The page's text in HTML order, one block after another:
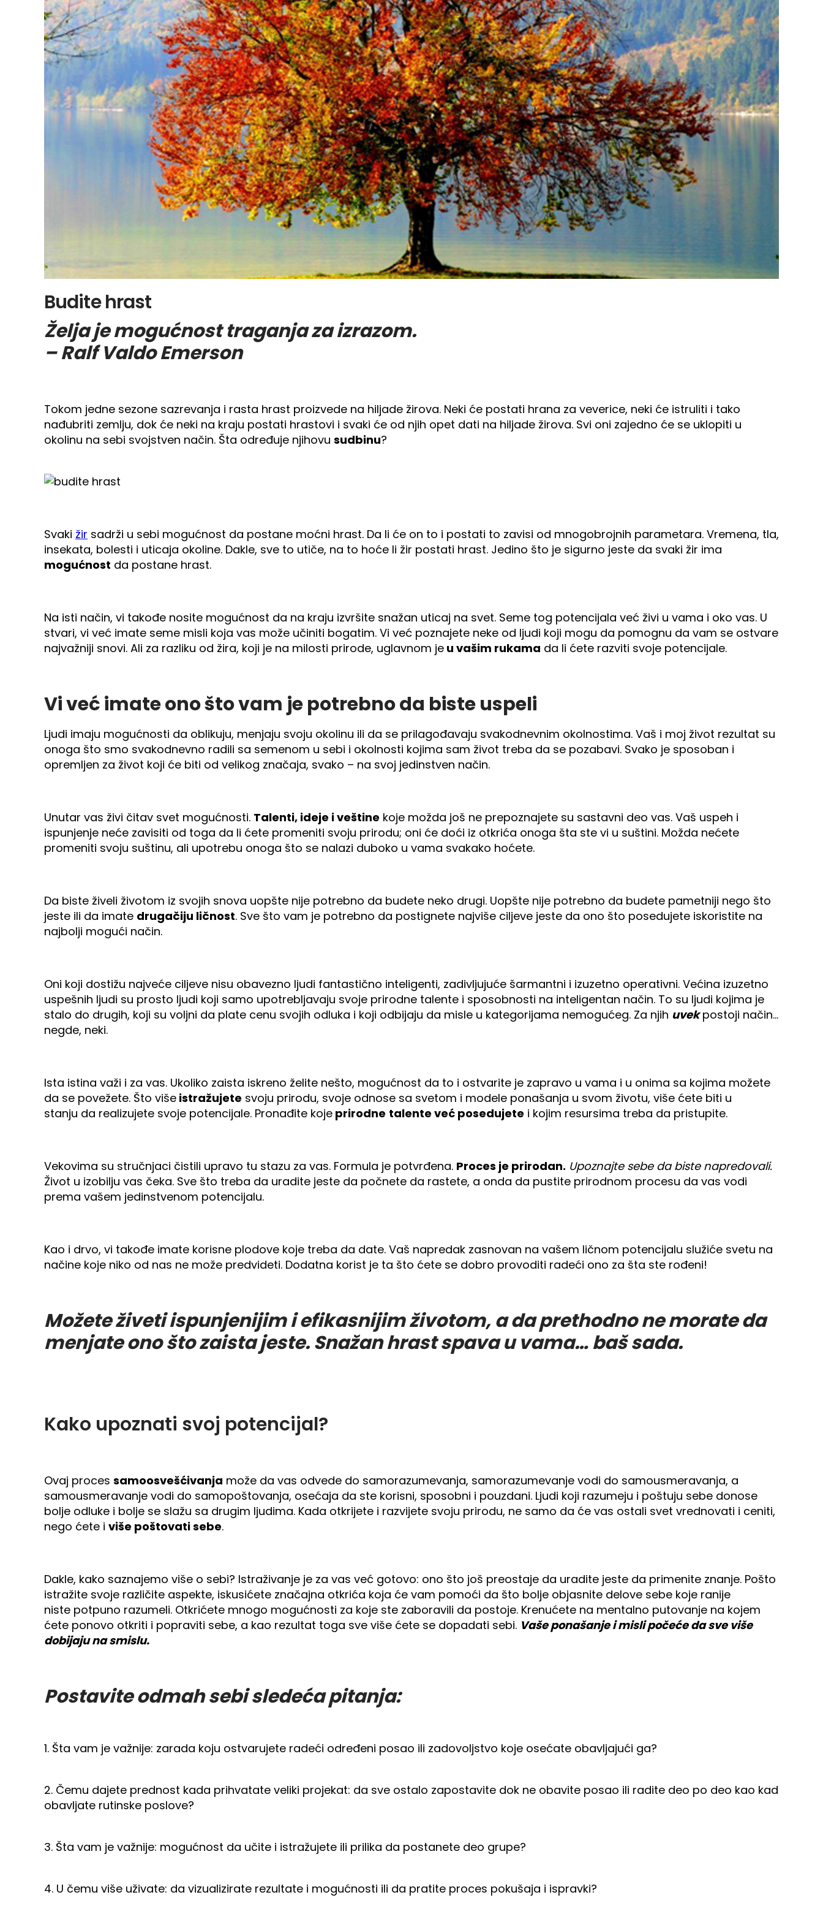
Budite hrast
Želja je mogućnost traganja za izrazom.
– Ralf Valdo Emerson
Tokom jedne sezone sazrevanja i rasta hrast proizvede na hiljade žirova. Neki će postati hrana za veverice, neki će istruliti i tako
nađubriti zemlju, dok će neki na kraju postati hrastovi i svaki će od njih opet dati na hiljade žirova. Svi oni zajedno će se uklopiti u
okolinu na sebi svojstven način. Šta određuje njihovu sudbinu?
Svaki žir sadrži u sebi mogućnost da postane moćni hrast. Da li će on to i postati to zavisi od mnogobrojnih parametara. Vremena, tla,
insekata, bolesti i uticaja okoline. Dakle, sve to utiče, na to hoće li žir postati hrast. Jedino što je sigurno jeste da svaki žir ima
mogućnost da postane hrast.
Na isti način, vi takođe nosite mogućnost da na kraju izvršite snažan uticaj na svet. Seme tog potencijala već živi u vama i oko vas. U
stvari, vi već imate seme misli koja vas može učiniti bogatim. Vi već poznajete neke od ljudi koji mogu da pomognu da vam se ostvare
najvažniji snovi. Ali za razliku od žira, koji je na milosti prirode, uglavnom je u vašim rukama da li ćete razviti svoje potencijale.
Vi već imate ono što vam je potrebno da biste uspeli
Ljudi imaju mogućnosti da oblikuju, menjaju svoju okolinu ili da se prilagođavaju svakodnevnim okolnostima. Vaš i moj život rezultat su
onoga što smo svakodnevno radili sa semenom u sebi i okolnosti kojima sam život treba da se pozabavi. Svako je sposoban i
opremljen za život koji će biti od velikog značaja, svako – na svoj jedinstven način.
Unutar vas živi čitav svet mogućnosti. Talenti, ideje i veštine koje možda još ne prepoznajete su sastavni deo vas. Vaš uspeh i
ispunjenje neće zavisiti od toga da li ćete promeniti svoju prirodu; oni će doći iz otkrića onoga šta ste vi u suštini. Možda nećete
promeniti svoju suštinu, ali upotrebu onoga što se nalazi duboko u vama svakako hoćete.
Da biste živeli životom iz svojih snova uopšte nije potrebno da budete neko drugi. Uopšte nije potrebno da budete pametniji nego što
jeste ili da imate drugačiju ličnost. Sve što vam je potrebno da postignete najviše ciljeve jeste da ono što posedujete iskoristite na
najbolji mogući način.
Oni koji dostižu najveće ciljeve nisu obavezno ljudi fantastično inteligenti, zadivljujuće šarmantni i izuzetno operativni. Većina izuzetno
uspešnih ljudi su prosto ljudi koji samo upotrebljavaju svoje prirodne talente i sposobnosti na inteligentan način. To su ljudi kojima je
stalo do drugih, koji su voljni da plate cenu svojih odluka i koji odbijaju da misle u kategorijama nemogućeg. Za njih uvek postoji način…
negde, neki.
Ista istina važi i za vas. Ukoliko zaista iskreno želite nešto, mogućnost da to i ostvarite je zapravo u vama i u onima sa kojima možete
da se povežete. Što više istražujete svoju prirodu, svoje odnose sa svetom i modele ponašanja u svom životu, više ćete biti u
stanju da realizujete svoje potencijale. Pronađite koje prirodne talente već posedujete i kojim resursima treba da pristupite.
Vekovima su stručnjaci čistili upravo tu stazu za vas. Formula je potvrđena. Proces je prirodan. Upoznajte sebe da biste napredovali.
Život u izobilju vas čeka. Sve što treba da uradite jeste da počnete da rastete, a onda da pustite prirodnom procesu da vas vodi
prema vašem jedinstvenom potencijalu.
Kao i drvo, vi takođe imate korisne plodove koje treba da date. Vaš napredak zasnovan na vašem ličnom potencijalu služiće svetu na
načine koje niko od nas ne može predvideti. Dodatna korist je ta što ćete se dobro provoditi radeći ono za šta ste rođeni!
Možete živeti ispunjenijim i efikasnijim životom, a da prethodno ne morate da
menjate ono što zaista jeste. Snažan hrast spava u vama… baš sada.
Kako upoznati svoj potencijal?
Ovaj proces samoosvešćivanja može da vas odvede do samorazumevanja, samorazumevanje vodi do samousmeravanja, a
samousmeravanje vodi do samopoštovanja, osećaja da ste korisni, sposobni i pouzdani. Ljudi koji razumeju i poštuju sebe donose
bolje odluke i bolje se slažu sa drugim ljudima. Kada otkrijete i razvijete svoju prirodu, ne samo da će vas ostali svet vrednovati i ceniti,
nego ćete i više poštovati sebe.
Dakle, kako saznajemo više o sebi? Istraživanje je za vas već gotovo: ono što još preostaje da uradite jeste da primenite znanje. Pošto
istražite svoje različite aspekte, iskusićete značajna otkrića koja će vam pomoći da što bolje objasnite delove sebe koje ranije
niste potpuno razumeli. Otkrićete mnogo mogućnosti za koje ste zaboravili da postoje. Krenućete na mentalno putovanje na kojem
ćete ponovo otkriti i popraviti sebe, a kao rezultat toga sve više ćete se dopadati sebi. Vaše ponašanje i misli počeće da sve više
dobijaju na smislu.
Postavite odmah sebi sledeća pitanja:
1. Šta vam je važnije: zarada koju ostvarujete radeći određeni posao ili zadovoljstvo koje osećate obavljajući ga?
2. Čemu dajete prednost kada prihvatate veliki projekat: da sve ostalo zapostavite dok ne obavite posao ili radite deo po deo kao kad
obavljate rutinske poslove?
3. Šta vam je važnije: mogućnost da učite i istražujete ili prilika da postanete deo grupe?
4. U čemu više uživate: da vizualizirate rezultate i mogućnosti ili da pratite proces pokušaja i ispravki?